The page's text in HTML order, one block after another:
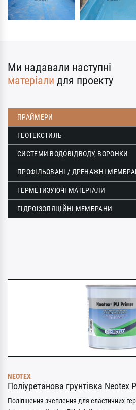
Ми надавали наступні
матеріали для проекту
ПРАЙМЕРИ
ГЕОТЕКСТИЛЬ
СИСТЕМИ ВОДОВІДВОДУ, ВОРОНКИ
ПРОФІЛЬОВАНІ / ДРЕНАЖНІ
ГЕРМЕТИЗУЮЧІ МАТЕРІАЛИ
ГІДРОІЗОЛЯЦІЙНІ МЕМБРАНИ
NEOTEX
Поліуретанова грунтівка Neotex
Поліпшення зчеплення для еластичних